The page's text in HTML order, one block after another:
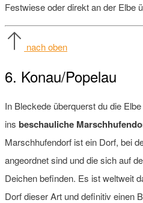
Festwiese oder direkt an der Elbe
nach oben
6. Konau/Popelau
In Bleckede überquerst du die
ins beschauliche
Marschhufendorf ist ein Dorf, bei
angeordnet sind und die sich auf
Deichen befinden. Es ist weltweit
Dorf dieser Art und definitiv einen